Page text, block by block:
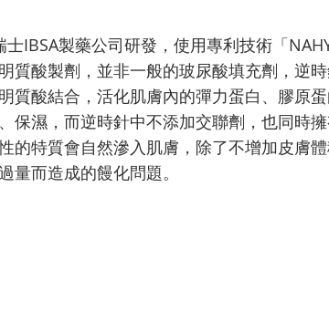
IBSA製藥公司研發，使用專利技術「
質酸製劑，並非一般的玻尿酸填充劑，逆
質酸結合，活化肌膚內的彈力蛋白、膠原
保濕，而逆時針中不添加交聯劑，也同時
的特質會自然滲入肌膚，除了不增加皮膚體
量而造成的饅化問題。